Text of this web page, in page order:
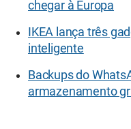
chegar à Europa
IKEA lança três
inteligente
Backups do
armazenamento